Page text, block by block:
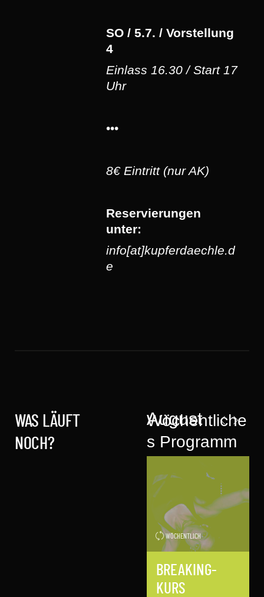
SO / 5.7. / Vorstellung
4
Einlass 16.30 / Start 17
Uhr
•••
8€ Eintritt (nur AK)
Reservierungen
unter:
info[at]kupferdaechle.d
e
WAS LÄUFT
NOCH?
Wöchentliche
s Programm
Workshops &
Events
August
WÖCHENTLICH
BREAKING-
KURS